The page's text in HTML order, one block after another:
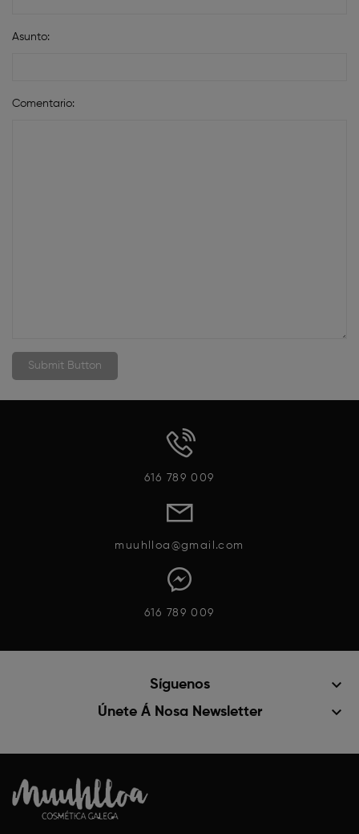
Asunto:
Comentario:
616 789 009
muuhlloa@gmail.com
616 789 009
Síguenos keyboard_arrow_down
Únete Á Nosa Newsletter keyboard_arrow_down